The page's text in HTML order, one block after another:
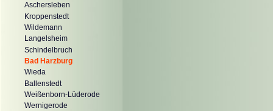
Aschersleben
Kroppenstedt
Wildemann
Langelsheim
Schindelbruch
Bad Harzburg
Wieda
Ballenstedt
Weißenborn-Lüderode
Wernigerode